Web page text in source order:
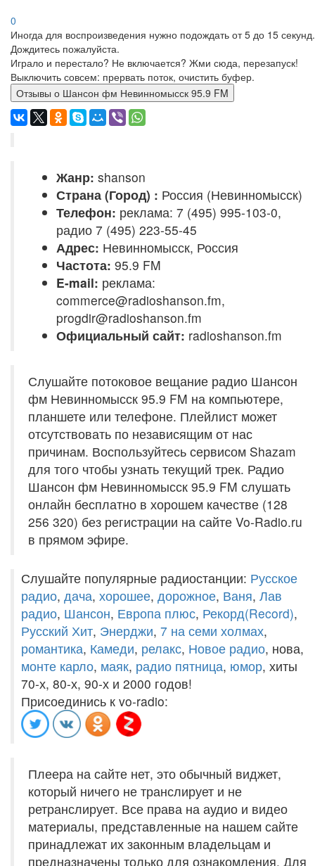
0
Иногда для воспроизведения нужно подождать от 5 до 15 секунд.
Дождитесь пожалуйста.
Играло и перестало? Не включается? Жми сюда, перезапуск!
Выключить совсем: прервать поток, очистить буфер.
Отзывы о Шансон фм Невинномысск 95.9 FM
Жанр: shanson
Страна (Город) : Россия (Невинномысск)
Телефон: реклама: 7 (495) 995-103-0,
радио 7 (495) 223-55-45
Адрес: Невинномысск, Россия
Частота: 95.9 FM
E-mail: реклама:
commerce@radioshanson.fm,
progdir@radioshanson.fm
Официальный сайт: radioshanson.fm
Слушайте потоковое вещание радио Шансон
фм Невинномысск 95.9 FM на компьютере,
планшете или телефоне. Плейлист может
отсутствовать по независящим от нас
причинам. Воспользуйтесь сервисом Shazam
для того чтобы узнать текущий трек. Радио
Шансон фм Невинномысск 95.9 FM слушать
онлайн бесплатно в хорошем качестве (128
256 320) без регистрации на сайте Vo-Radio.ru
в прямом эфире.
Слушайте популярные радиостанции: Русское
радио, дача, хорошее, дорожное, Ваня, Лав
радио, Шансон, Европа плюс, Рекорд(Record),
Русский Хит, Энерджи, 7 на семи холмах,
романтика, Камеди, релакс, Новое радио, нова,
монте карло, маяк, радио пятница, юмор, хиты
70-х, 80-х, 90-х и 2000 годов!
Присоединись к vo-radio:
Плеера на сайте нет, это обычный виджет,
который ничего не транслирует и не
ретранслирует. Все права на аудио и видео
материалы, представленные на нашем сайте
принадлежат их законным владельцам и
предназначены только для ознакомления. Для